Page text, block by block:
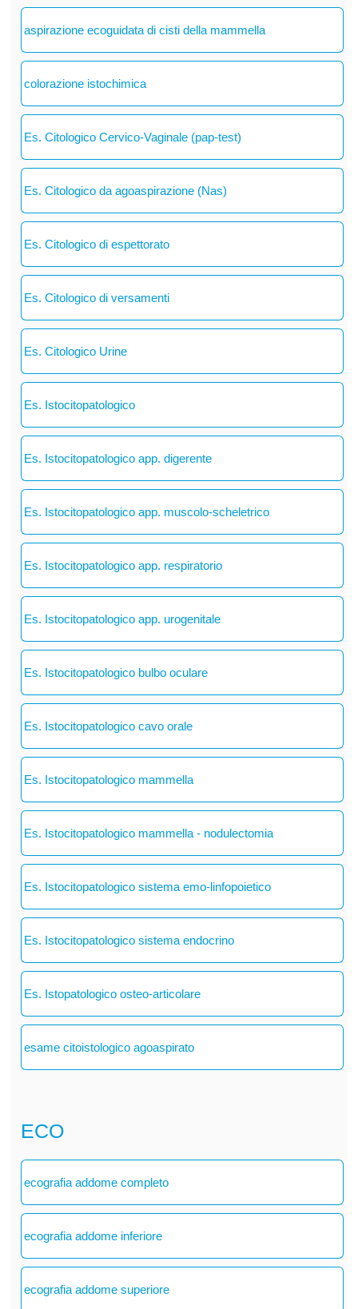
aspirazione ecoguidata di cisti della mammella
colorazione istochimica
Es. Citologico Cervico-Vaginale (pap-test)
Es. Citologico da agoaspirazione (Nas)
Es. Citologico di espettorato
Es. Citologico di versamenti
Es. Citologico Urine
Es. Istocitopatologico
Es. Istocitopatologico app. digerente
Es. Istocitopatologico app. muscolo-scheletrico
Es. Istocitopatologico app. respiratorio
Es. Istocitopatologico app. urogenitale
Es. Istocitopatologico bulbo oculare
Es. Istocitopatologico cavo orale
Es. Istocitopatologico mammella
Es. Istocitopatologico mammella - nodulectomia
Es. Istocitopatologico sistema emo-linfopoietico
Es. Istocitopatologico sistema endocrino
Es. Istopatologico osteo-articolare
esame citoistologico agoaspirato
ECO
ecografia addome completo
ecografia addome inferiore
ecografia addome superiore